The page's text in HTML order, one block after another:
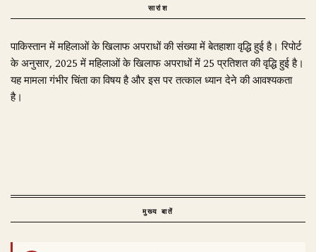
सारांश
पाकिस्तान में महिलाओं के खिलाफ अपराधों की संख्या में बेतहाशा वृद्धि हुई है। रिपोर्ट
के अनुसार, 2025 में महिलाओं के खिलाफ अपराधों में 25 प्रतिशत की वृद्धि हुई है।
यह मामला गंभीर चिंता का विषय है और इस पर तत्काल ध्यान देने की आवश्यकता
है।
मुख्य बातें